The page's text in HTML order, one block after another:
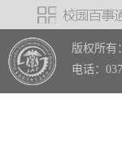
版权所有
电话：